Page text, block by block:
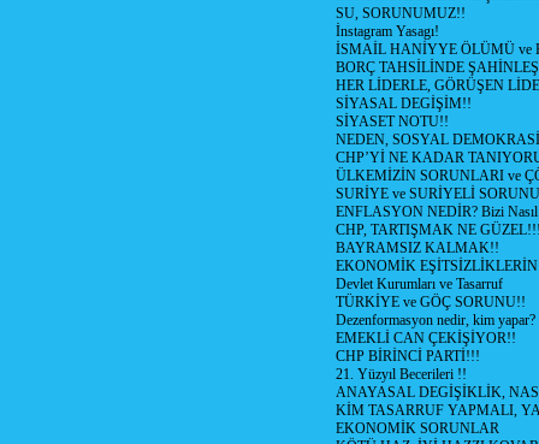
SU, SORUNUMUZ!!
İnstagram Yasagı!
İSMAİL HANİYYE ÖLÜMÜ ve
BORÇ TAHSİLİNDE
HER LİDERLE, GÖRÜŞEN
SİYASAL DEGİŞİM!!
SİYASET NOTU!!
NEDEN, SOSYAL
CHP’Yİ NE KADAR
ÜLKEMİZİN SORUNLARI ve
SURİYE ve SURİYELİ
ENFLASYON NEDİR? Bizi
CHP, TARTIŞMAK NE
BAYRAMSIZ KALMAK!!
EKONOMİK
Devlet Kurumları ve Tasarruf
TÜRKİYE ve GÖÇ SORUNU!!
Dezenformasyon nedir, kim yapar?
EMEKLİ CAN ÇEKİŞİYOR!!
CHP BİRİNCİ PARTİ!!!
21. Yüzyıl Becerileri !!
ANAYASAL DEGİŞİKLİK,
KİM TASARRUF YAPMALI,
EKONOMİK SORUNLAR